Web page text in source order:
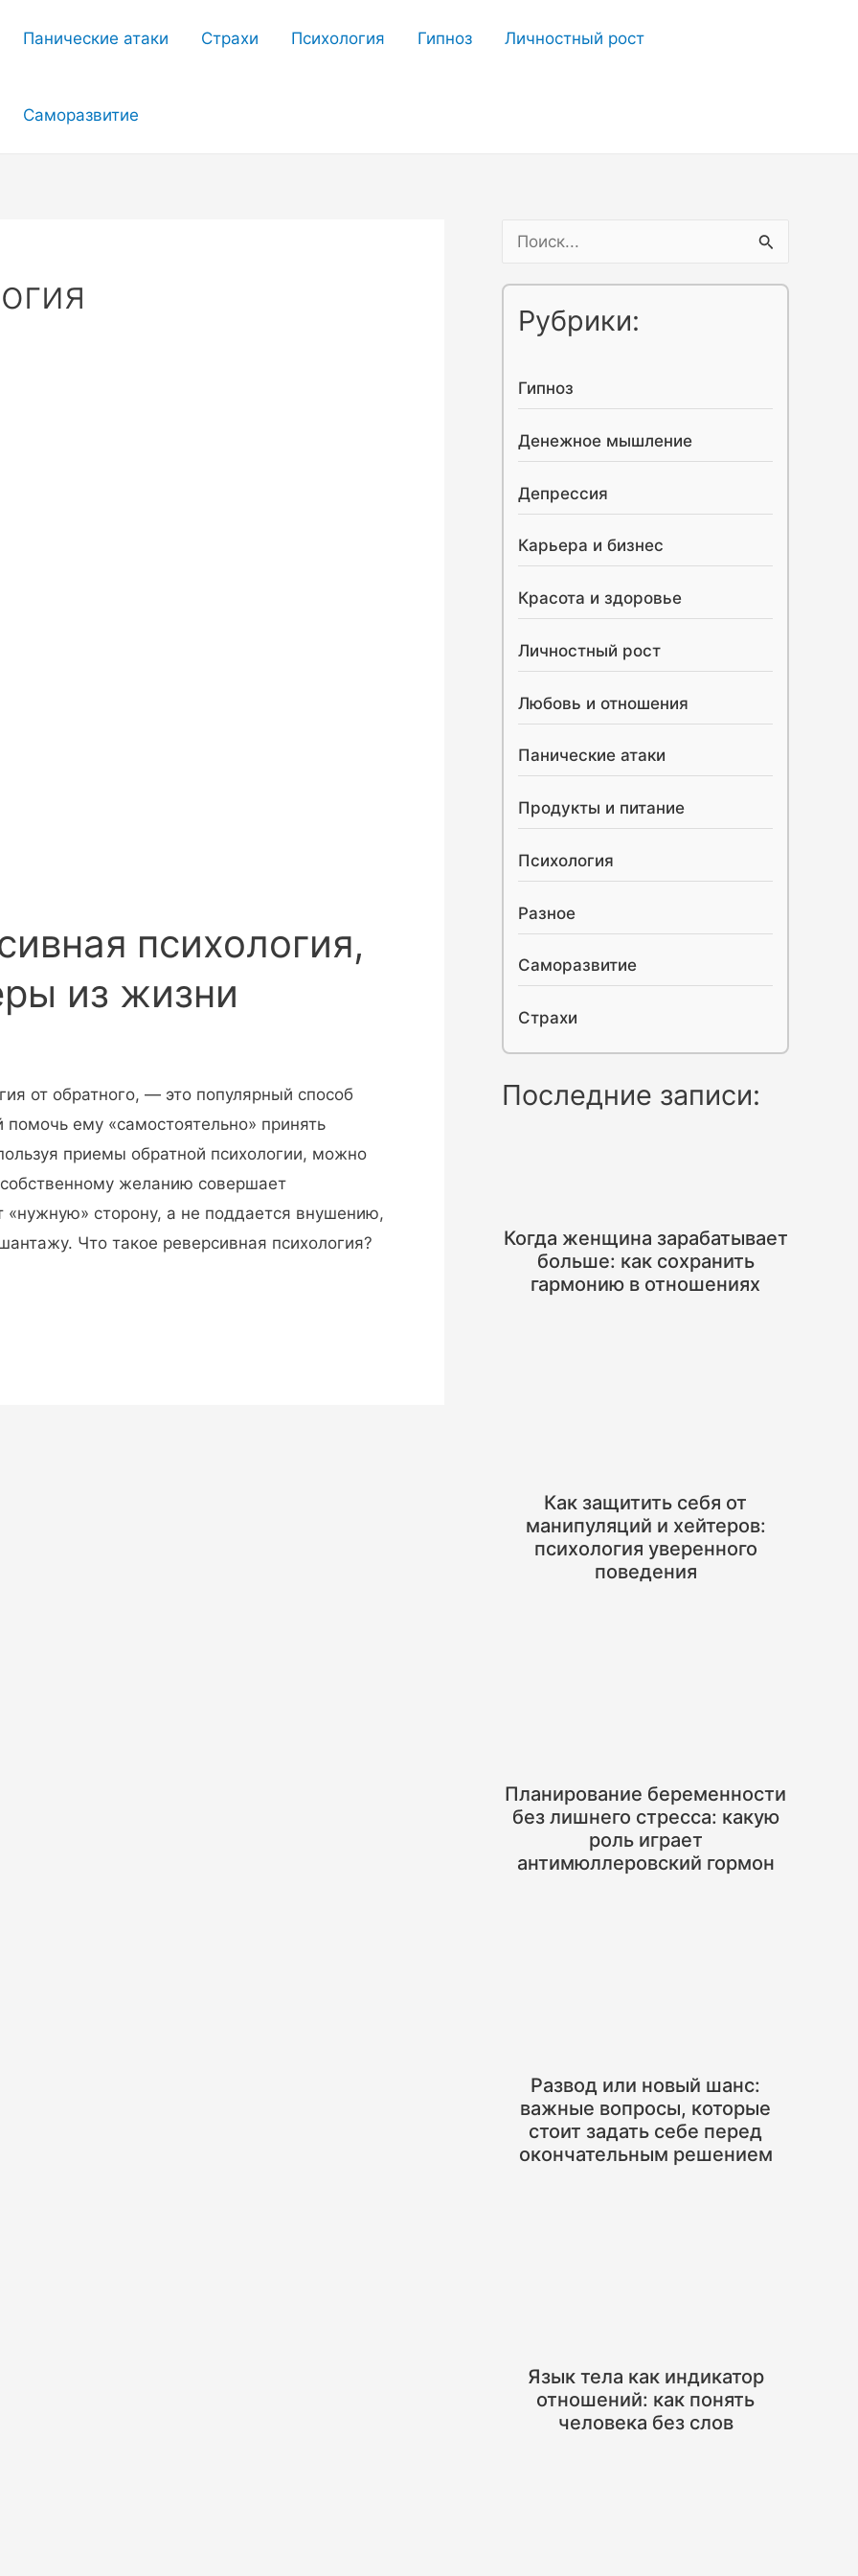
Панические атаки Страхи Психология Гипноз Личностный рост
Саморазвитие
психология,
из жизни
от обратного, — это популярный способ
ему «самостоятельно» принять
приемы обратной психологии, можно
желанию совершает
сторону, а не поддается внушению,
Что такое реверсивная психология?
Рубрики:
Гипноз
Денежное мышление
Депрессия
Карьера и бизнес
Красота и здоровье
Личностный рост
Любовь и отношения
Панические атаки
Продукты и питание
Психология
Разное
Саморазвитие
Страхи
Последние записи:
Когда женщина зарабатывает
больше: как сохранить
гармонию в отношениях
Как защитить себя от
манипуляций и хейтеров:
психология уверенного
поведения
Планирование беременности
без лишнего стресса: какую
роль играет
антимюллеровский гормон
Развод или новый шанс:
важные вопросы, которые
стоит задать себе перед
окончательным решением
Язык тела как индикатор
отношений: как понять
человека без слов